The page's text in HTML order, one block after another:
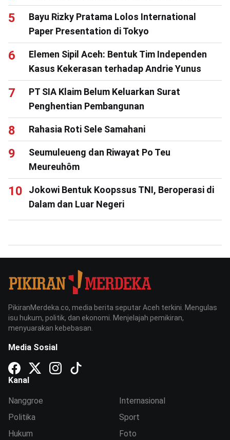
Bayu Rizky Pratama Lolos International
Paper Presentation di Tokyo
Elemen Sipil Aceh: Bentuk Tim Independen
Kasus Kekerasan terhadap Andrie Yunus
PT SIA Klaim Belum Keluarkan Surat
Penghentian Pembangunan
Rahasia Roti Sele Samahani
Seumuleueng dan Riwayat Po Teu
Meureuhôm
Jokowi Bentuk Koopssus TNI, Beroperasi di
Dalam dan Luar Negeri
PikiranMerdeka.co, media berita seputar Aceh terkini. Mengulas
isu hukum, politik, dan ekonomi. Menjelajah pemikiran,
menyuarakan kebebasan.
Media Sosial
Kanal
Nanggroe
Politika
Hukum
Internasional
Sport
Foto